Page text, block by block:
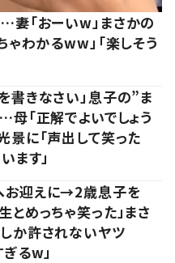
妻「おーいw」まさかの
ゃわかるww」「楽しそう
書きなさい」息子の”ま
「正解でよいでしょう
景に「声出して笑った
ます」
お迎えに→2歳息子を
めっちゃ笑った」まさ
か許されないヤツ
るw」